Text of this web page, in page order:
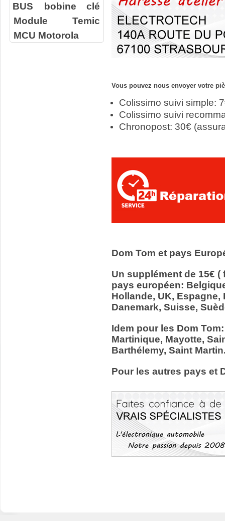
BUS
bobine clé
Module Temic
MCU Motorola
Vous pouvez nous envoyer votre
Colissimo suivi simple:
Colissimo suivi
Chronopost: 30€
Dom Tom et pays
Un supplément de 15€
pays européen:
Hollande, UK,
Danemark, Suisse,
Idem pour les Dom
Martinique, Mayotte,
Barthélemy, Saint
Pour les autres pays et